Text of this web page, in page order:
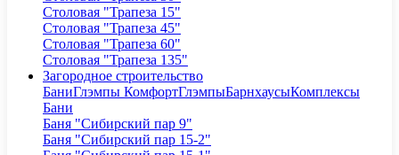
Столовая "Трапеза 15"
Столовая "Трапеза 45"
Столовая "Трапеза 60"
Столовая "Трапеза 135"
Загородное строительство
БаниГлэмпы КомфортГлэмпыБарнхаусыКомплексы
Бани
Баня "Сибирский пар 9"
Баня "Сибирский пар 15-2"